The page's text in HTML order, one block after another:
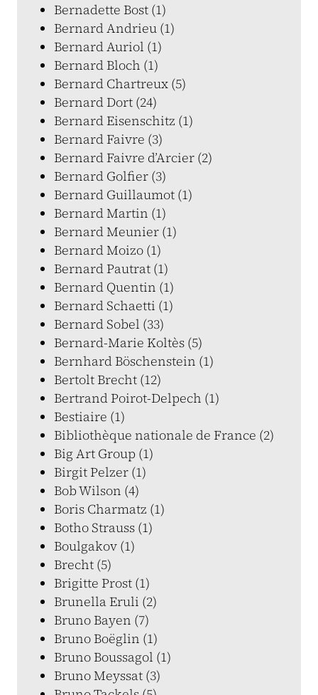
Bernadette Bost (1)
Bernard Andrieu (1)
Bernard Auriol (1)
Bernard Bloch (1)
Bernard Chartreux (5)
Bernard Dort (24)
Bernard Eisenschitz (1)
Bernard Faivre (3)
Bernard Faivre d’Arcier (2)
Bernard Golfier (3)
Bernard Guillaumot (1)
Bernard Martin (1)
Bernard Meunier (1)
Bernard Moizo (1)
Bernard Pautrat (1)
Bernard Quentin (1)
Bernard Schaetti (1)
Bernard Sobel (33)
Bernard-Marie Koltès (5)
Bernhard Böschenstein (1)
Bertolt Brecht (12)
Bertrand Poirot-Delpech (1)
Bestiaire (1)
Bibliothèque nationale de France (2)
Big Art Group (1)
Birgit Pelzer (1)
Bob Wilson (4)
Boris Charmatz (1)
Botho Strauss (1)
Boulgakov (1)
Brecht (5)
Brigitte Prost (1)
Brunella Eruli (2)
Bruno Bayen (7)
Bruno Boëglin (1)
Bruno Boussagol (1)
Bruno Meyssat (3)